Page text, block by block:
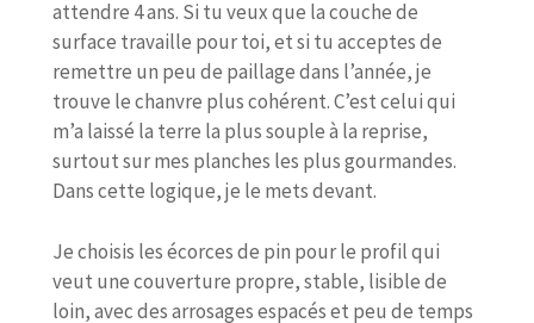
attendre 4 ans. Si tu veux que la couche de
surface travaille pour toi, et si tu acceptes de
remettre un peu de paillage dans l’année, je
trouve le chanvre plus cohérent. C’est celui qui
m’a laissé la terre la plus souple à la reprise,
surtout sur mes planches les plus gourmandes.
Dans cette logique, je le mets devant.
Je choisis les écorces de pin pour le profil qui
veut une couverture propre, stable, lisible de
loin, avec des arrosages espacés et peu de temps